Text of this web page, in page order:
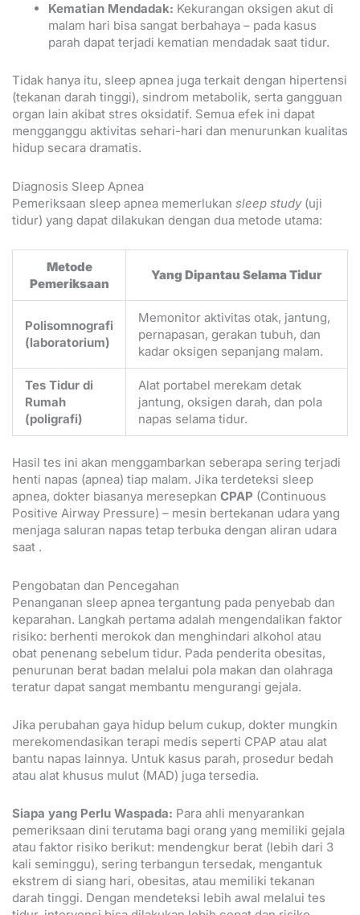
Kematian Mendadak: Kekurangan oksigen akut di
malam hari bisa sangat berbahaya – pada kasus
parah dapat terjadi kematian mendadak saat tidur.
Tidak hanya itu, sleep apnea juga terkait dengan hipertensi
(tekanan darah tinggi), sindrom metabolik, serta gangguan
organ lain akibat stres oksidatif. Semua efek ini dapat
mengganggu aktivitas sehari-hari dan menurunkan kualitas
hidup secara dramatis.
Diagnosis Sleep Apnea
Pemeriksaan sleep apnea memerlukan sleep study(uji
tidur) yang dapat dilakukan dengan dua metode utama:
Metode
Pemeriksaan
Yang Dipantau Selama Tidur
Polisomnografi
(laboratorium)
Memonitor aktivitas otak, jantung,
pernapasan, gerakan tubuh, dan
kadar oksigen sepanjang malam.
Tes Tidur di
Rumah
(poligrafi)
Alat portabel merekam detak
jantung, oksigen darah, dan pola
napas selama tidur.
Hasil tes ini akan menggambarkan seberapa sering terjadi
henti napas (apnea) tiap malam. Jika terdeteksi sleep
apnea, dokter biasanya meresepkan CPAP (Continuous
Positive Airway Pressure) – mesin bertekanan udara yang
menjaga saluran napas tetap terbuka dengan aliran udara
saat .
Pengobatan dan Pencegahan
Penanganan sleep apnea tergantung pada penyebab dan
keparahan. Langkah pertama adalah mengendalikan faktor
risiko: berhenti merokok dan menghindari alkohol atau
obat penenang sebelum tidur. Pada penderita obesitas,
penurunan berat badan melalui pola makan dan olahraga
teratur dapat sangat membantu mengurangi gejala.
Jika perubahan gaya hidup belum cukup, dokter mungkin
merekomendasikan terapi medis seperti CPAP atau alat
bantu napas lainnya. Untuk kasus parah, prosedur bedah
atau alat khusus mulut (MAD) juga tersedia.
Siapa yang Perlu Waspada: Para ahli menyarankan
pemeriksaan dini terutama bagi orang yang memiliki gejala
atau faktor risiko berikut: mendengkur berat (lebih dari 3
kali seminggu), sering terbangun tersedak, mengantuk
ekstrem di siang hari, obesitas, atau memiliki tekanan
darah tinggi. Dengan mendeteksi lebih awal melalui tes